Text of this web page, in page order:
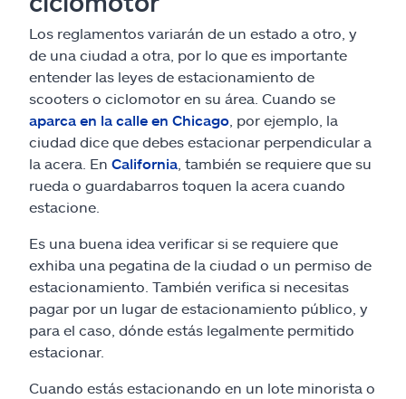
Los reglamentos variarán de un estado a otro, y
de una ciudad a otra, por lo que es importante
entender las leyes de estacionamiento de
scooters o ciclomotor en su área. Cuando se
aparca en la calle en Chicago , por ejemplo, la
ciudad dice que debes estacionar perpendicular a
la acera. En California , también se requiere que su
rueda o guardabarros toquen la acera cuando
estacione.
Es una buena idea verificar si se requiere que
exhiba una pegatina de la ciudad o un permiso de
estacionamiento. También verifica si necesitas
pagar por un lugar de estacionamiento público, y
para el caso, dónde estás legalmente permitido
estacionar.
Cuando estás estacionando en un lote minorista o